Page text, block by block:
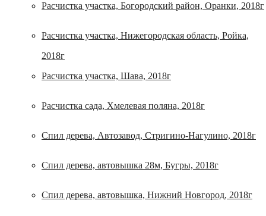
Расчистка участка, Богородский район, Оранки, 2018г
Расчистка участка, Нижегородская область, Ройка,
2018г
Расчистка участка, Шава, 2018г
Расчистка сада, Хмелевая поляна, 2018г
Спил дерева, Автозавод, Стригино-Нагулино, 2018г
Спил дерева, автовышка 28м, Бугры, 2018г
Спил дерева, автовышка, Нижний Новгород, 2018г